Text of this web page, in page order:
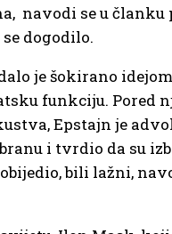
navodi se u članku
dogodilo.
je šokirano
funkciju. Pored
Epstajn je
i tvrdio da su
bili lažni,